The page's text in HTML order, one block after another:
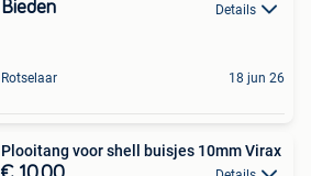
Bieden Details
Rotselaar 18 jun 26
Plooitang voor shell buisjes 10mm Virax